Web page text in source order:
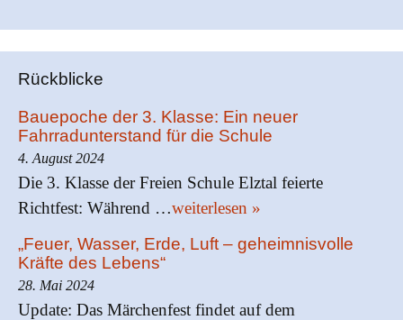
Rückblicke
Bauepoche der 3. Klasse: Ein neuer
Fahrradunterstand für die Schule
4. August 2024
Die 3. Klasse der Freien Schule Elztal feierte
Richtfest: Während …weiterlesen »
„Feuer, Wasser, Erde, Luft – geheimnisvolle
Kräfte des Lebens“
28. Mai 2024
Update: Das Märchenfest findet auf dem